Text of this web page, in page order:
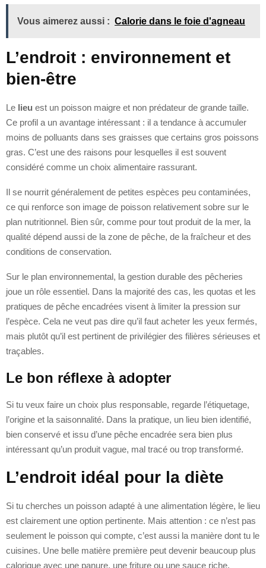
Vous aimerez aussi : Calorie dans le foie d'agneau
L’endroit : environnement et
bien-être
Le lieu est un poisson maigre et non prédateur de grande taille.
Ce profil a un avantage intéressant : il a tendance à accumuler
moins de polluants dans ses graisses que certains gros poissons
gras. C’est une des raisons pour lesquelles il est souvent
considéré comme un choix alimentaire rassurant.
Il se nourrit généralement de petites espèces peu contaminées,
ce qui renforce son image de poisson relativement sobre sur le
plan nutritionnel. Bien sûr, comme pour tout produit de la mer, la
qualité dépend aussi de la zone de pêche, de la fraîcheur et des
conditions de conservation.
Sur le plan environnemental, la gestion durable des pêcheries
joue un rôle essentiel. Dans la majorité des cas, les quotas et les
pratiques de pêche encadrées visent à limiter la pression sur
l’espèce. Cela ne veut pas dire qu’il faut acheter les yeux fermés,
mais plutôt qu’il est pertinent de privilégier des filières sérieuses et
traçables.
Le bon réflexe à adopter
Si tu veux faire un choix plus responsable, regarde l’étiquetage,
l’origine et la saisonnalité. Dans la pratique, un lieu bien identifié,
bien conservé et issu d’une pêche encadrée sera bien plus
intéressant qu’un produit vague, mal tracé ou trop transformé.
L’endroit idéal pour la diète
Si tu cherches un poisson adapté à une alimentation légère, le lieu
est clairement une option pertinente. Mais attention : ce n’est pas
seulement le poisson qui compte, c’est aussi la manière dont tu le
cuisines. Une belle matière première peut devenir beaucoup plus
calorique avec une panure, une friture ou une sauce riche.